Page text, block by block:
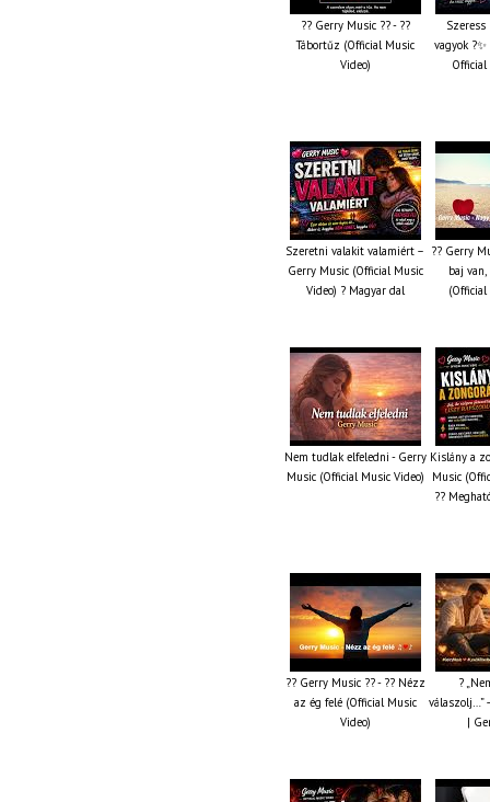
?? Gerry Music ?? - ??
Tábortűz (Official Music
Video)
Szeress
vagyok
Official
Szeretni valakit valamiért –
Gerry Music (Official Music
Video) ? Magyar dal
?? Gerry
baj
(Official
Nem tudlak elfeledni - Gerry
Music (Official Music Video)
Kislány a
Music
??
?? Gerry Music ?? - ?? Nézz
az ég felé (Official Music
Video)
?
válaszolj…”
|